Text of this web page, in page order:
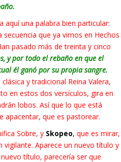
aquí una palabra bien particular:
que ya vimos en Hechos
pasado más de treinta y cinco
y por todo el rebaño en que el
él ganó por su propia sangre.
y tradicional Reina Valera,
en estos dos versículos, gira en
lobos. Así que lo que está
apacentar, que es pastorear.
Sobre, y Skopeo, que es mirar,
vigilante. Aparece un nuevo título y
título, parecería ser que